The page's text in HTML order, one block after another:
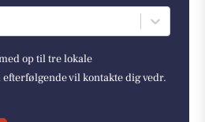
op til tre lokale
vil kontakte dig vedr.